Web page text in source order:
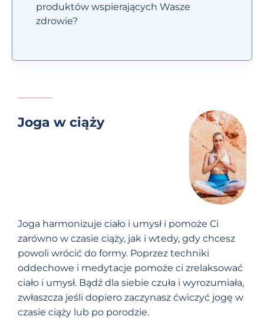
produktów wspierających Wasze
zdrowie?
Joga w ciąży
Joga harmonizuje ciało i umysł i pomoże Ci
zarówno w czasie ciąży, jak i wtedy, gdy chcesz
powoli wrócić do formy. Poprzez techniki
oddechowe i medytacje pomoże ci zrelaksować
ciało i umysł. Bądź dla siebie czuła i wyrozumiała,
zwłaszcza jeśli dopiero zaczynasz ćwiczyć jogę w
czasie ciąży lub po porodzie.